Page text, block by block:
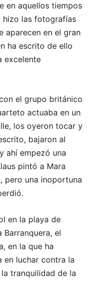
en aquellos tiempos
hizo las fotografías
aparecen en el gran
ha escrito de ello
excelente
el grupo británico
actuaba en un
los oyeron tocar y
bajaron al
ahí empezó una
pintó a Mara
pero una inoportuna
en la playa de
Barranquera, el
en la que ha
en luchar contra la
tranquilidad de la